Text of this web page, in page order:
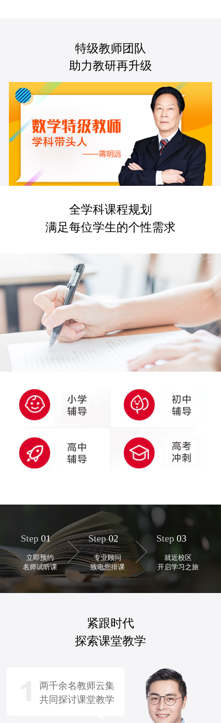
特级教师团队
助力教研再升级
全学科课程规划
满足每位学生的个性需求
Step 01
立即预约
名师试听课
Step02
专业顾问
致电您排课
Step 03
就近校区
开启学习之旅
紧跟时代
探索课堂教学
两千余名教师云集
共同探讨课堂教学